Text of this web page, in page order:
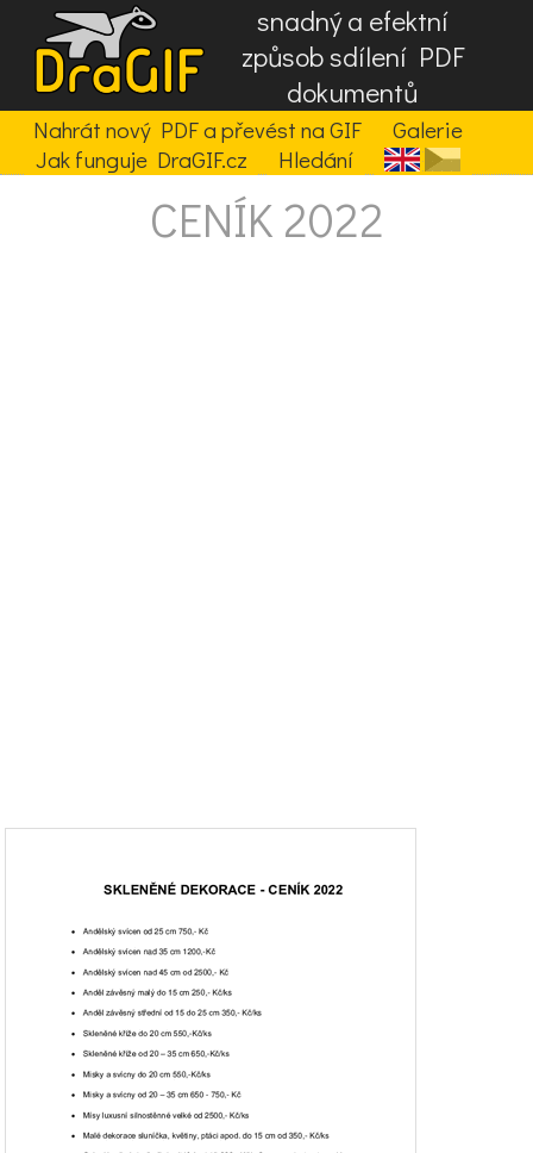
snadný a efektní
způsob sdílení PDF
dokumentů
Nahrát nový PDF a převést na GIF
Galerie
Jak funguje DraGIF.cz
Hledání
CENÍK 2022